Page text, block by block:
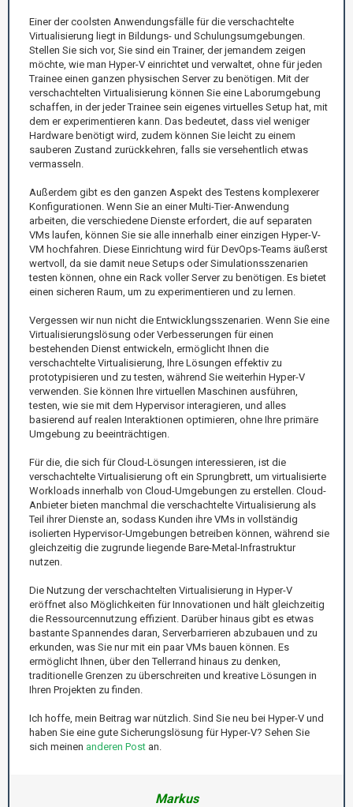
Einer der coolsten Anwendungsfälle für die verschachtelte
Virtualisierung liegt in Bildungs- und Schulungsumgebungen.
Stellen Sie sich vor, Sie sind ein Trainer, der jemandem zeigen
möchte, wie man Hyper-V einrichtet und verwaltet, ohne für jeden
Trainee einen ganzen physischen Server zu benötigen. Mit der
verschachtelten Virtualisierung können Sie eine Laborumgebung
schaffen, in der jeder Trainee sein eigenes virtuelles Setup hat, mit
dem er experimentieren kann. Das bedeutet, dass viel weniger
Hardware benötigt wird, zudem können Sie leicht zu einem
sauberen Zustand zurückkehren, falls sie versehentlich etwas
vermasseln.
Außerdem gibt es den ganzen Aspekt des Testens komplexerer
Konfigurationen. Wenn Sie an einer Multi-Tier-Anwendung
arbeiten, die verschiedene Dienste erfordert, die auf separaten
VMs laufen, können Sie sie alle innerhalb einer einzigen Hyper-V-
VM hochfahren. Diese Einrichtung wird für DevOps-Teams äußerst
wertvoll, da sie damit neue Setups oder Simulationsszenarien
testen können, ohne ein Rack voller Server zu benötigen. Es bietet
einen sicheren Raum, um zu experimentieren und zu lernen.
Vergessen wir nun nicht die Entwicklungsszenarien. Wenn Sie eine
Virtualisierungslösung oder Verbesserungen für einen
bestehenden Dienst entwickeln, ermöglicht Ihnen die
verschachtelte Virtualisierung, Ihre Lösungen effektiv zu
prototypisieren und zu testen, während Sie weiterhin Hyper-V
verwenden. Sie können Ihre virtuellen Maschinen ausführen,
testen, wie sie mit dem Hypervisor interagieren, und alles
basierend auf realen Interaktionen optimieren, ohne Ihre primäre
Umgebung zu beeinträchtigen.
Für die, die sich für Cloud-Lösungen interessieren, ist die
verschachtelte Virtualisierung oft ein Sprungbrett, um virtualisierte
Workloads innerhalb von Cloud-Umgebungen zu erstellen. Cloud-
Anbieter bieten manchmal die verschachtelte Virtualisierung als
Teil ihrer Dienste an, sodass Kunden ihre VMs in vollständig
isolierten Hypervisor-Umgebungen betreiben können, während sie
gleichzeitig die zugrunde liegende Bare-Metal-Infrastruktur
nutzen.
Die Nutzung der verschachtelten Virtualisierung in Hyper-V
eröffnet also Möglichkeiten für Innovationen und hält gleichzeitig
die Ressourcennutzung effizient. Darüber hinaus gibt es etwas
bastante Spannendes daran, Serverbarrieren abzubauen und zu
erkunden, was Sie nur mit ein paar VMs bauen können. Es
ermöglicht Ihnen, über den Tellerrand hinaus zu denken,
traditionelle Grenzen zu überschreiten und kreative Lösungen in
Ihren Projekten zu finden.
Ich hoffe, mein Beitrag war nützlich. Sind Sie neu bei Hyper-V und
haben Sie eine gute Sicherungslösung für Hyper-V? Sehen Sie
sich meinen anderen Post an.
Markus